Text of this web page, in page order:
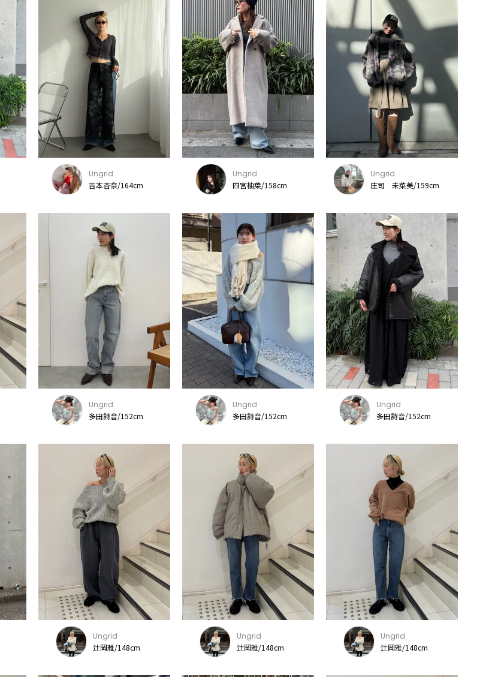
Ungrid
吉本杏奈/164cm
Ungrid
四宮柚葉/158cm
Ungrid
庄司 未菜美/159cm
Ungrid
多田詩音/152cm
Ungrid
多田詩音/152cm
Ungrid
多田詩音/152cm
Ungrid
辻岡雅/148cm
Ungrid
辻岡雅/148cm
Ungrid
辻岡雅/148cm